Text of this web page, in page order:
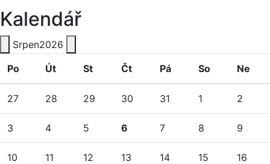
Kalendář
Srpen2026
Po
Út St Čt Pá So Ne
27 28 29 30 31 1 2
3 4 5 6 7 8 9
10 11 12 13 14 15 16